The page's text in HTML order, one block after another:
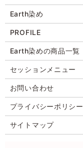
Earth染め
PROFILE
Earth染めの商品一覧
セッションメニュー
お問い合わせ
プライバシーポリシー
サイトマップ